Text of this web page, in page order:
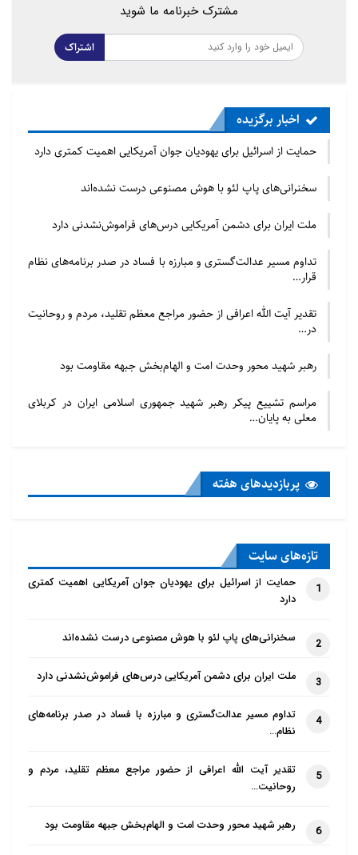
مشترک خبرنامه ما شوید
اشتراک
اخبار برگزیده
حمایت از اسرائیل برای یهودیان جوان آمریکایی اهمیت کمتری دارد
سخنرانی‌های پاپ لئو با هوش مصنوعی درست نشده‌اند
ملت ایران برای دشمن آمریکایی درس‌های فراموش‌نشدنی دارد
تداوم مسیر عدالت‌گستری و مبارزه با فساد در صدر برنامه‌های نظام
قرار…
تقدیر آیت الله اعرافی از حضور مراجع معظم تقلید، مردم و روحانیت
در…
رهبر شهید محور وحدت امت و الهام‌بخش جبهه مقاومت بود
مراسم تشییع پیکر رهبر شهید جمهوری اسلامی ایران در کربلای
معلی به پایان…
پربازدید‌های هفته
تازه‌‌های سایت
1
حمایت از اسرائیل برای یهودیان جوان آمریکایی اهمیت کمتری
دارد
2 سخنرانی‌های پاپ لئو با هوش مصنوعی درست نشده‌اند
3 ملت ایران برای دشمن آمریکایی درس‌های فراموش‌نشدنی دارد
4
تداوم مسیر عدالت‌گستری و مبارزه با فساد در صدر برنامه‌های
نظام…
5
تقدیر آیت الله اعرافی از حضور مراجع معظم تقلید، مردم و
روحانیت…
6 رهبر شهید محور وحدت امت و الهام‌بخش جبهه مقاومت بود